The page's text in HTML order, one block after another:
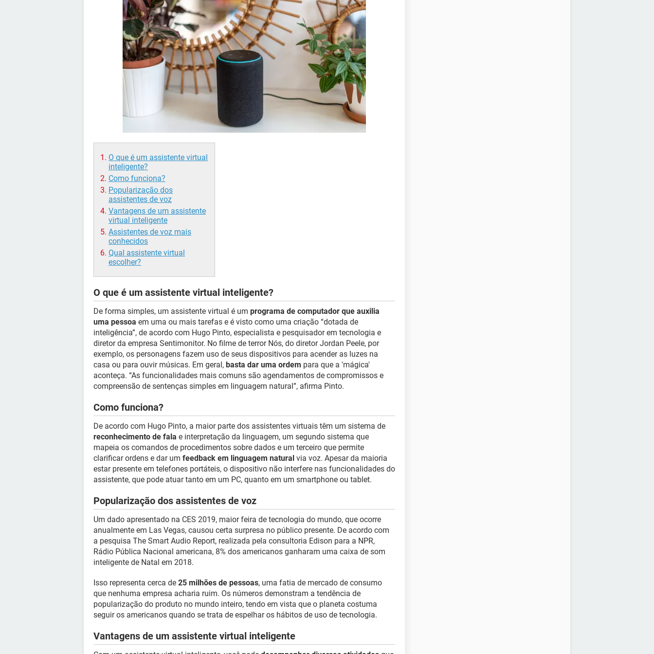
O que é um assistente virtual
inteligente?
Como funciona?
Popularização dos
assistentes de voz
Vantagens de um assistente
virtual inteligente
Assistentes de voz mais
conhecidos
Qual assistente virtual
escolher?
O que é um assistente virtual inteligente?
De forma simples, um assistente virtual é um programa de computador que auxilia
uma pessoa em uma ou mais tarefas e é visto como uma criação “dotada de
inteligência”, de acordo com Hugo Pinto, especialista e pesquisador em tecnologia e
diretor da empresa Sentimonitor. No filme de terror Nós, do diretor Jordan Peele, por
exemplo, os personagens fazem uso de seus dispositivos para acender as luzes na
casa ou para ouvir músicas. Em geral, basta dar uma ordem para que a 'mágica'
aconteça. “As funcionalidades mais comuns são agendamentos de compromissos e
compreensão de sentenças simples em linguagem natural”, afirma Pinto.
Como funciona?
De acordo com Hugo Pinto, a maior parte dos assistentes virtuais têm um sistema de
reconhecimento de fala e interpretação da linguagem, um segundo sistema que
mapeia os comandos de procedimentos sobre dados e um terceiro que permite
clarificar ordens e dar um feedback em linguagem natural via voz. Apesar da maioria
estar presente em telefones portáteis, o dispositivo não interfere nas funcionalidades do
assistente, que pode atuar tanto em um PC, quanto em um smartphone ou tablet.
Popularização dos assistentes de voz
Um dado apresentado na CES 2019, maior feira de tecnologia do mundo, que ocorre
anualmente em Las Vegas, causou certa surpresa no público presente. De acordo com
a pesquisa The Smart Audio Report, realizada pela consultoria Edison para a NPR,
Rádio Pública Nacional americana, 8% dos americanos ganharam uma caixa de som
inteligente de Natal em 2018.
Isso representa cerca de 25 milhões de pessoas, uma fatia de mercado de consumo
que nenhuma empresa acharia ruim. Os números demonstram a tendência de
popularização do produto no mundo inteiro, tendo em vista que o planeta costuma
seguir os americanos quando se trata de espelhar os hábitos de uso de tecnologia.
Vantagens de um assistente virtual inteligente